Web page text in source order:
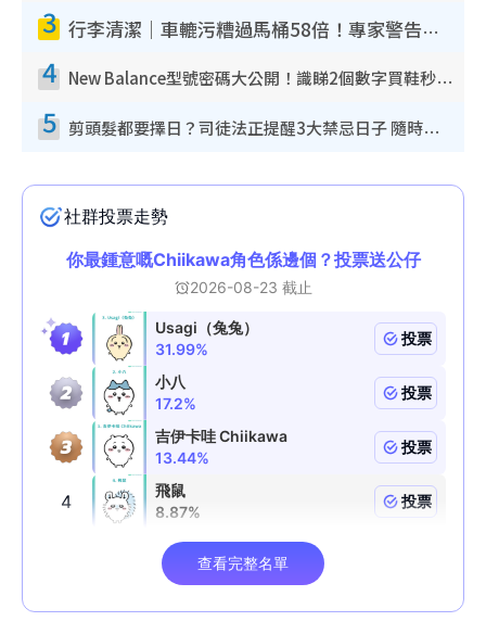
3 行李清潔｜車轆污糟過馬桶58倍！專家警告忌用酒精抹 教1招免污手除菌
4 New Balance型號密碼大公開！識睇2個數字買鞋秒知功能免中伏 附5大熱門鞋款
5 剪頭髮都要擇日？司徒法正提醒3大禁忌日子 隨時剪走財運！呢日剪髮恐「剪壽命」？